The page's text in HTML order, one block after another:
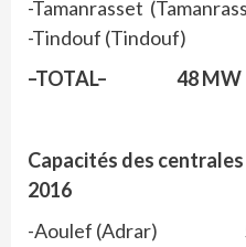
-Tamanrasset
-Tindouf (Tindouf)
–TOTAL–
48 MW
Capacités des
2016
-Aoulef (Adrar) 5